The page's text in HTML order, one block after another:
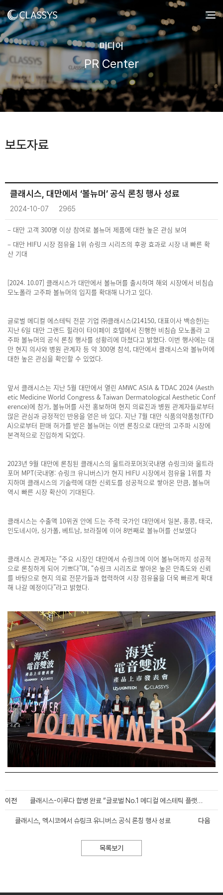
미디어
PR Center
보도자료
클래시스, 대만에서 ‘볼뉴머’ 공식 론칭 행사 성료
2024-10-07 2965
– 대만 고객 300명 이상 참여로 볼뉴머 제품에 대한 높은 관심 보여
– 대만 HIFU 시장 점유율 1위 슈링크 시리즈의 후광 효과로 시장 내 빠른 확
산 기대
[2024. 10.07] 클래시스가 대만에서 볼뉴머를 출시하며 해외 시장에서 비침습
모노폴라 고주파 볼뉴머의 입지를 확대해 나가고 있다.
글로벌 메디컬 에스테틱 전문 기업 ㈜클래시스(214150, 대표이사 백승한)는
지난 6일 대만 그랜드 힐라이 타이페이 호텔에서 진행한 비침습 모노폴라 고
주파 볼뉴머의 공식 론칭 행사를 성황리에 마쳤다고 밝혔다. 이번 행사에는 대
만 현지 의사와 병원 관계자 등 약 300명 참석, 대만에서 클래시스와 볼뉴머에
대한 높은 관심을 확인할 수 있었다.
앞서 클래시스는 지난 5월 대만에서 열린 AMWC ASIA & TDAC 2024 (Aesth
etic Medicine World Congress & Taiwan Dermatological Aesthetic Conf
erence)에 참가, 볼뉴머를 사전 홍보하며 현지 의료진과 병원 관계자들로부터
많은 관심과 긍정적인 반응을 얻은 바 있다. 지난 7월 대만 식품의약품청(TFD
A)으로부터 판매 허가를 받은 볼뉴머는 이번 론칭으로 대만의 고주파 시장에
본격적으로 진입하게 되었다.
2023년 9월 대만에 론칭된 클래시스의 울트라포머3(국내명 슈링크)와 울트라
포머 MPT(국내명: 슈링크 유니버스)가 현지 HIFU 시장에서 점유율 1위를 차
지하며 클래시스의 기술력에 대한 신뢰도를 성공적으로 쌓아온 만큼, 볼뉴머
역시 빠른 시장 확산이 기대된다.
클래시스는 수출액 10위권 안에 드는 주력 국가인 대만에서 일본, 홍콩, 태국,
인도네시아, 싱가폴, 베트남, 브라질에 이어 8번째로 볼뉴머를 선보였다
클래시스 관계자는 “주요 시장인 대만에서 슈링크에 이어 볼뉴머까지 성공적
으로 론칭하게 되어 기쁘다”며, “슈링크 시리즈로 쌓아온 높은 만족도와 신뢰
를 바탕으로 현지 의료 전문가들과 협력하여 시장 점유율을 더욱 빠르게 확대
해 나갈 예정이다”라고 밝혔다.
이전 클래시스-이루다 합병 완료 ”글로벌 No.1 메디컬 에스테틱 플랫폼” 도약
클래시스, 멕시코에서 슈링크 유니버스 공식 론칭 행사 성료 다음
목록보기